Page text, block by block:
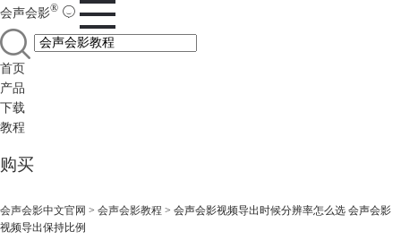
会声会影®
首页
产品
下载
教程
购买
会声会影中文官网 > 会声会影教程 > 会声会影视频导出时候分辨率怎么选 会声会影
视频导出保持比例